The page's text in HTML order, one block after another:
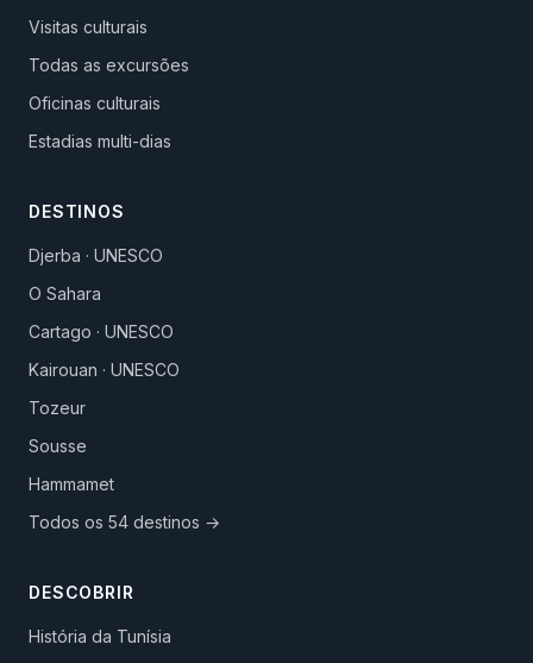
Visitas culturais
Todas as excursões
Oficinas culturais
Estadias multi-dias
DESTINOS
Djerba · UNESCO
O Sahara
Cartago · UNESCO
Kairouan · UNESCO
Tozeur
Sousse
Hammamet
Todos os 54 destinos →
DESCOBRIR
História da Tunísia